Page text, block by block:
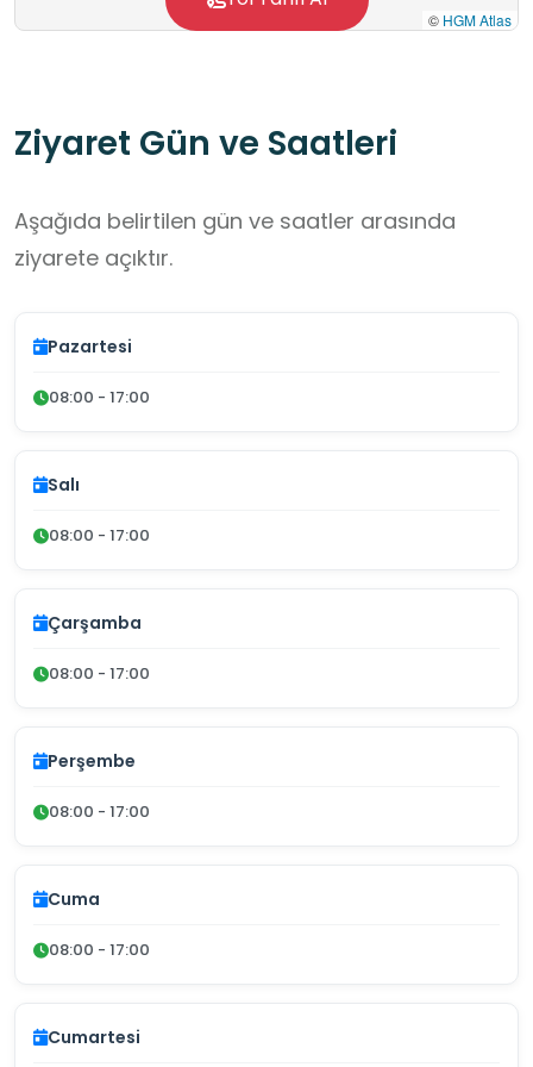
© HGM Atlas
Ziyaret Gün ve Saatleri
Aşağıda belirtilen gün ve saatler arasında
ziyarete açıktır.
Pazartesi
08:00 - 17:00
Salı
08:00 - 17:00
Çarşamba
08:00 - 17:00
Perşembe
08:00 - 17:00
Cuma
08:00 - 17:00
Cumartesi